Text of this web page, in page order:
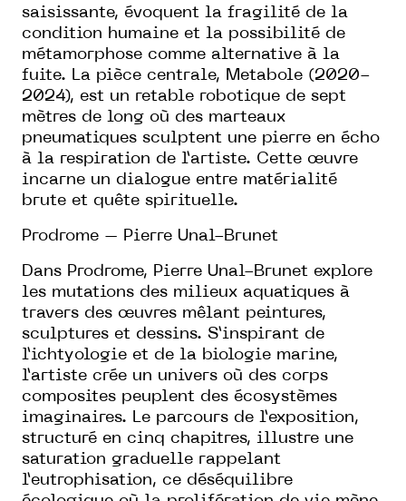
saisissante, évoquent la fragilité de la
condition humaine et la possibilité de
métamorphose comme alternative à la
fuite. La pièce centrale, Metabole (2020-
2024), est un retable robotique de sept
mètres de long où des marteaux
pneumatiques sculptent une pierre en écho
à la respiration de l’artiste. Cette œuvre
incarne un dialogue entre matérialité
brute et quête spirituelle.
Prodrome – Pierre Unal-Brunet
Dans Prodrome, Pierre Unal-Brunet explore
les mutations des milieux aquatiques à
travers des œuvres mêlant peintures,
sculptures et dessins. S’inspirant de
l’ichtyologie et de la biologie marine,
l’artiste crée un univers où des corps
composites peuplent des écosystèmes
imaginaires. Le parcours de l’exposition,
structuré en cinq chapitres, illustre une
saturation graduelle rappelant
l’eutrophisation, ce déséquilibre